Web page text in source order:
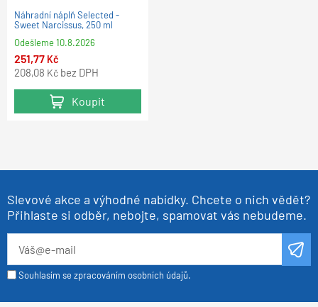
Náhradní náplň Selected -
Sweet Narcissus, 250 ml
Odešleme10.8.2026
251,77 Kč
208,08 Kč bez DPH
Koupit
Slevové akce a výhodné nabídky. Chcete o nich vědět?
Přihlaste si odběr, nebojte, spamovat vás nebudeme.
Souhlasím se zpracováním osobních údajů.